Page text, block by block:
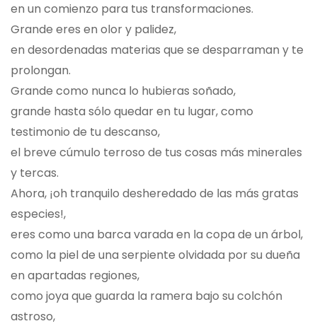
en un comienzo para tus transformaciones.
Grande eres en olor y palidez,
en desordenadas materias que se desparraman y te
prolongan.
Grande como nunca lo hubieras soñado,
grande hasta sólo quedar en tu lugar, como
testimonio de tu descanso,
el breve cúmulo terroso de tus cosas más minerales
y tercas.
Ahora, ¡oh tranquilo desheredado de las más gratas
especies!,
eres como una barca varada en la copa de un árbol,
como la piel de una serpiente olvidada por su dueña
en apartadas regiones,
como joya que guarda la ramera bajo su colchón
astroso,